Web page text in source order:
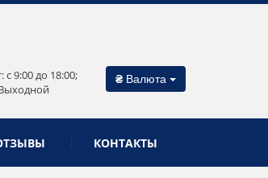
c 9:00 до 18:00;
₴ Валюта
КОНТАКТЫ